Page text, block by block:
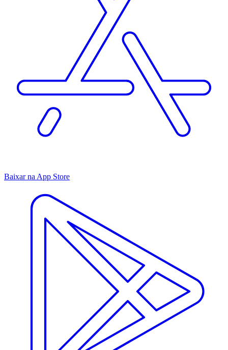
Baixar na App Store